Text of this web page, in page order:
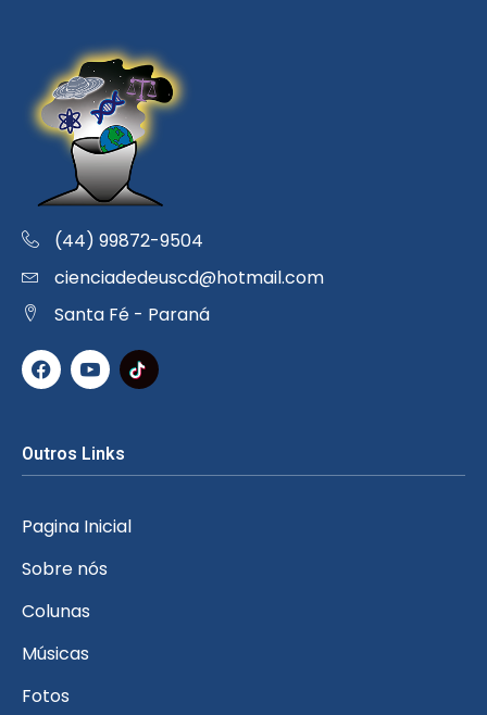
(44) 99872-9504
cienciadedeuscd@hotmail.com
Santa Fé - Paraná
Outros Links
Pagina Inicial
Sobre nós
Colunas
Músicas
Fotos